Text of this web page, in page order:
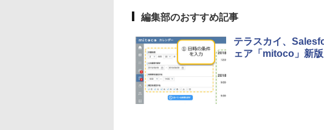
編集部のおすすめ記事
テラスカイ、
ェア「mitoco」新版